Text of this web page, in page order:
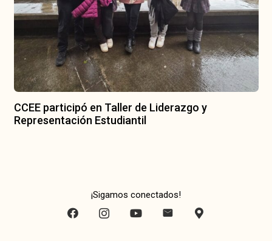
CCEE participó en Taller de Liderazgo y
Representación Estudiantil
¡Sigamos conectados!